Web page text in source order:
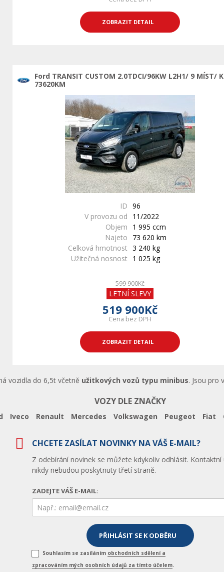
ZOBRAZIT DETAIL
Ford TRANSIT CUSTOM 2.0TDCI/96KW L2H1/ 9 MÍST/
73620KM
ID 96
V provozu od
11/2022
Objem
1 995 ccm
Najeto
73 620 km
Celková hmotnost 3 240 kg
Užitečná nosnost
1 025 kg
599 900Kč
LETNÍ SLEVY
519 900Kč
Cena bez DPH
ZOBRAZIT DETAIL
vozidla do 6,5t včetně užitkových vozů typu minibus. Jsou pro
VOZY DLE ZNAČKY
Iveco Renault Mercedes Volkswagen Peugeot Fiat
CHCETE ZASÍLAT NOVINKY NA VÁŠ E-MAIL?
Z odebírání novinek se můžete kdykoliv odhlásit. Kontaktní
nikdy nebudou poskytnuty třetí straně.
ZADEJTE VÁŠ E-MAIL:
Souhlasím se zasíláním obchodních sdělení a
zpracováním mých osobních údajů za tímto účelem.